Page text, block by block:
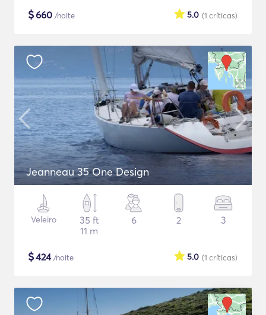
$660 /noite (1 críticas)
5.0
Jeanneau 35 One Design
Veleiro
35 ft
11 m
6 2 3
$424/noite (1 críticas)
5.0